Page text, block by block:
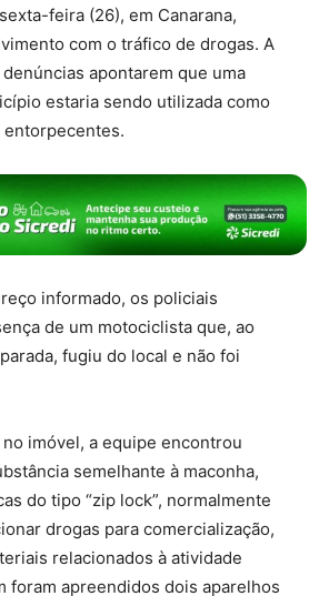
feira (26), em Canarana,
com o tráfico de drogas. A
apontarem que uma
estaria sendo utilizada como
entorpecentes.
informado, os policiais
de um motociclista que, ao
fugiu do local e não foi
imóvel, a equipe encontrou
semelhante à maconha,
do tipo “zip lock”, normalmente
drogas para comercialização,
relacionados à atividade
foram apreendidos dois aparelhos